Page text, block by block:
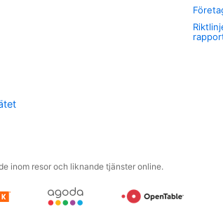
inom resor och liknande tjänster online.